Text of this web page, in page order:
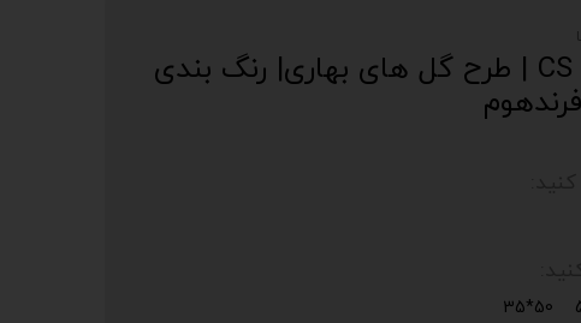
کاور کوسن CS 865 | طرح گل های بهاری| رنگ‌ بندی
50*35